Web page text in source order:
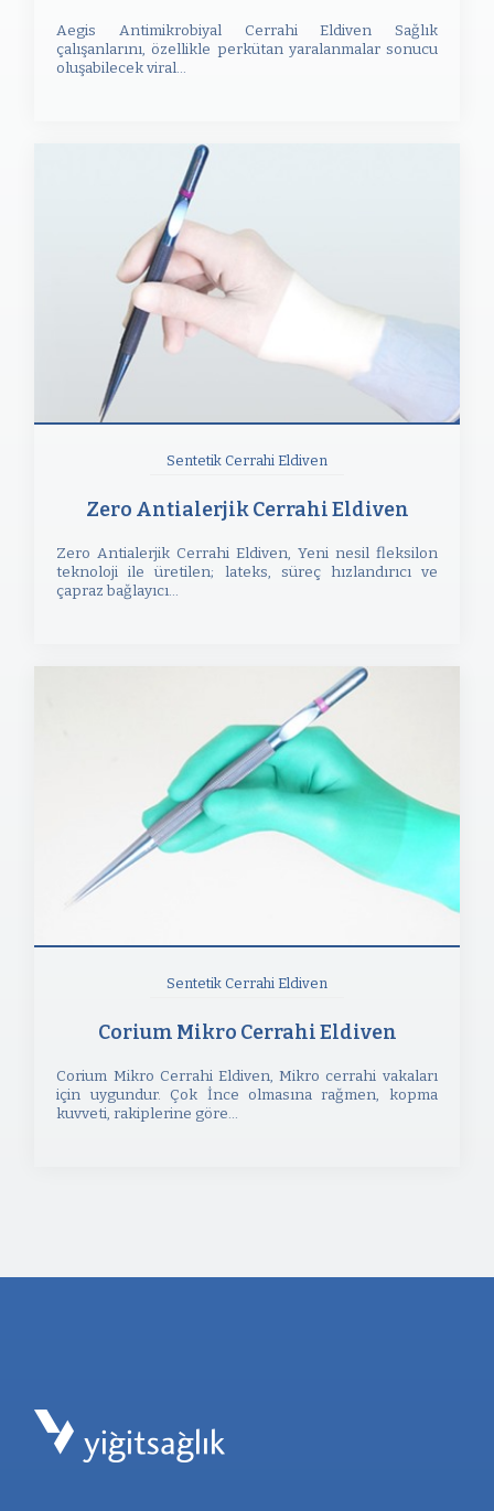
Aegis Antimikrobiyal Cerrahi Eldiven Sağlık
çalışanlarını, özellikle perkütan yaralanmalar sonucu
oluşabilecek viral...
Sentetik Cerrahi Eldiven
Zero Antialerjik Cerrahi Eldiven
Zero Antialerjik Cerrahi Eldiven, Yeni nesil fleksilon
teknoloji ile üretilen; lateks, süreç hızlandırıcı ve
çapraz bağlayıcı...
Sentetik Cerrahi Eldiven
Corium Mikro Cerrahi Eldiven
Corium Mikro Cerrahi Eldiven, Mikro cerrahi vakaları
için uygundur. Çok İnce olmasına rağmen, kopma
kuvveti, rakiplerine göre...